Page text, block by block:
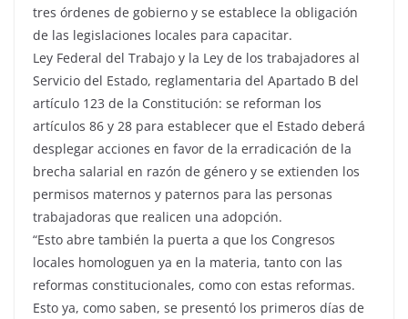
tres órdenes de gobierno y se establece la obligación
de las legislaciones locales para capacitar.
Ley Federal del Trabajo y la Ley de los trabajadores al
Servicio del Estado, reglamentaria del Apartado B del
artículo 123 de la Constitución: se reforman los
artículos 86 y 28 para establecer que el Estado deberá
desplegar acciones en favor de la erradicación de la
brecha salarial en razón de género y se extienden los
permisos maternos y paternos para las personas
trabajadoras que realicen una adopción.
“Esto abre también la puerta a que los Congresos
locales homologuen ya en la materia, tanto con las
reformas constitucionales, como con estas reformas.
Esto ya, como saben, se presentó los primeros días de